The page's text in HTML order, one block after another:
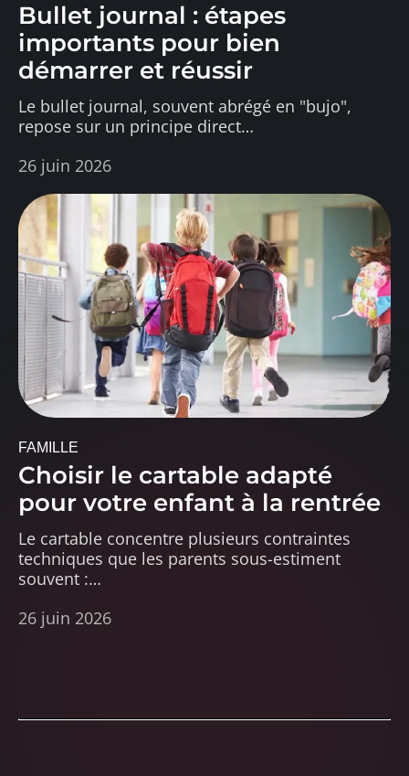
Bullet journal : étapes
importants pour bien
démarrer et réussir
Le bullet journal, souvent abrégé en "bujo",
repose sur un principe direct…
26 juin 2026
FAMILLE
Choisir le cartable adapté
pour votre enfant à la rentrée
Le cartable concentre plusieurs contraintes
techniques que les parents sous-estiment
souvent :…
26 juin 2026